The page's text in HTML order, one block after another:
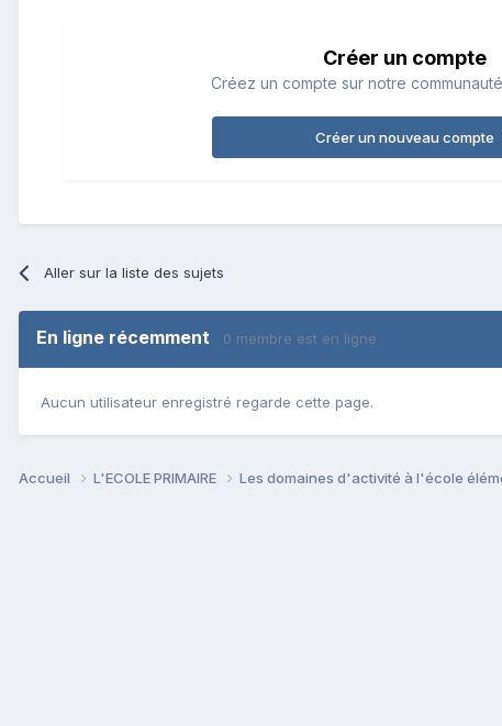
Créer un compte
Créez un compte sur notre
Créer un nouveau compte
Aller sur la liste des sujets
En ligne récemment 0 membre est en ligne
Aucun utilisateur enregistré regarde cette page.
Accueil L'ECOLE PRIMAIRE Les domaines d'activité à l'école